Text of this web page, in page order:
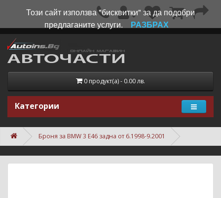
0 продукт(а) - 0.00 лв.
Категории
Броня за BMW 3 E46 задна от 6.1998-9.2001
Този сайт използва "бисквитки" за да подобри
предлаганите услуги.
РАЗБРАХ